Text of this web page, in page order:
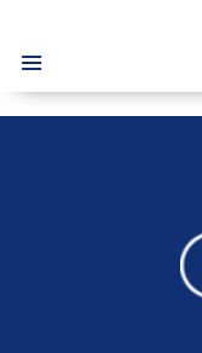
Products